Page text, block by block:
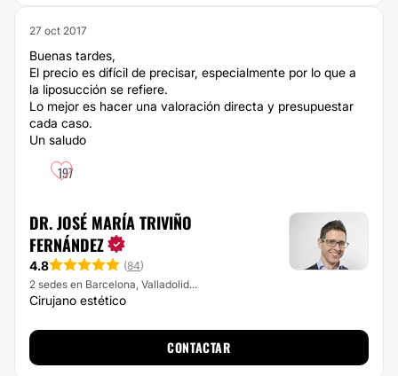
27 oct 2017
Buenas tardes,
El precio es difícil de precisar, especialmente por lo que a
la liposucción se refiere.
Lo mejor es hacer una valoración directa y presupuestar
cada caso.
Un saludo
197
DR. JOSÉ MARÍA TRIVIÑO
FERNÁNDEZ
4.8 (84)
2 sedes en Barcelona, Valladolid...
Cirujano estético
CONTACTAR